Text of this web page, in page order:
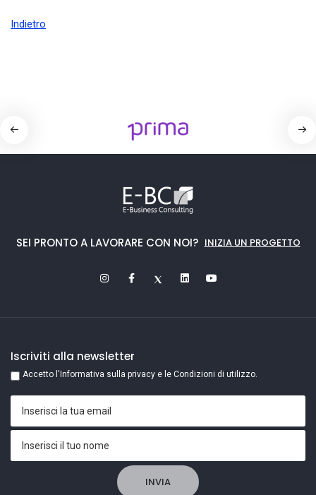
Indietro
SEI PRONTO A LAVORARE CON NOI? INIZIA UN PROGETTO
Iscriviti alla newsletter
Accetto l'Informativa sulla privacy e le Condizioni di utilizzo.